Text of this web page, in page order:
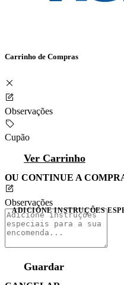
Carrinho de Compras
Observações
Cupão
Ver Carrinho
OU CONTINUE A
Observações
ADICIONE INSTRUÇÕES
Guardar